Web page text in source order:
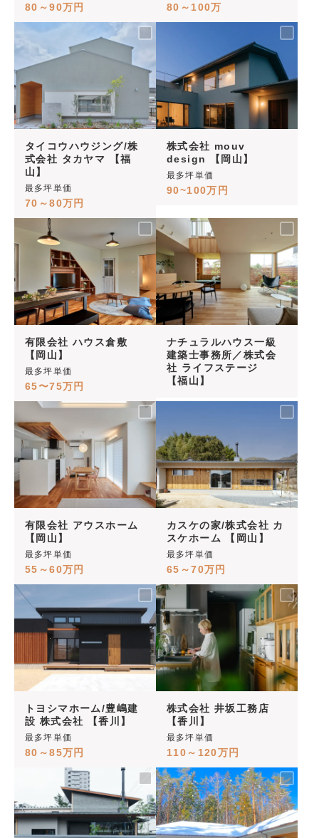
80～90万円 80～100万
タイコウハウジング/株
式会社 タカヤマ 【福
山】
最多坪単価
70～80万円
株式会社 mouv
design 【岡山】
最多坪単価
90~100万円
有限会社 ハウス倉敷
【岡山】
最多坪単価
65〜75万円
ナチュラルハウス⼀級
建築⼠事務所／株式会
社 ライフステージ
【福山】
有限会社 アウスホーム
【岡山】
最多坪単価
55～60万円
カスケの家/株式会社 カ
スケホーム 【岡山】
最多坪単価
65～70万円
トヨシマホーム/豊嶋建
設 株式会社 【香川】
最多坪単価
80～85万円
株式会社 井坂工務店
【香川】
最多坪単価
110～120万円